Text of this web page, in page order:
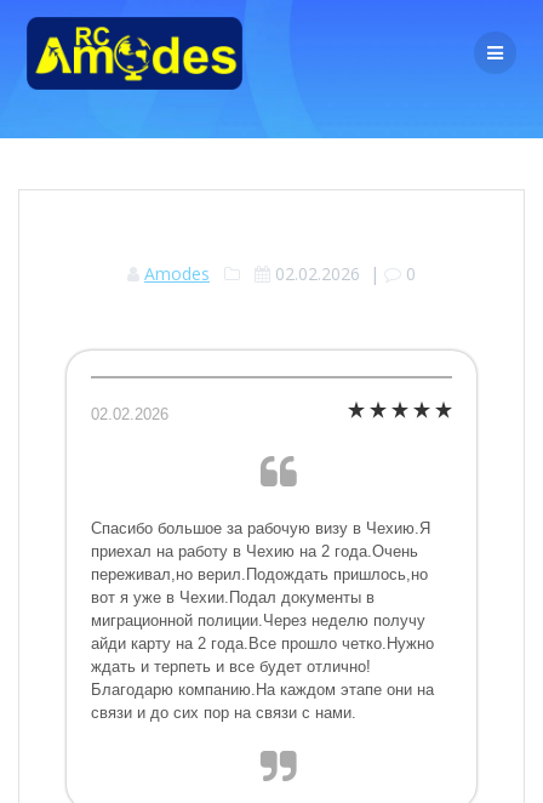
Amodes 02.02.2026 | 0
02.02.2026
Спасибо большое за рабочую визу в Чехию.Я
приехал на работу в Чехию на 2 года.Очень
переживал,но верил.Подождать пришлось,но
вот я уже в Чехии.Подал документы в
миграционной полиции.Через неделю получу
айди карту на 2 года.Все прошло четко.Нужно
ждать и терпеть и все будет отлично!
Благодарю компанию.На каждом этапе они на
связи и до сих пор на связи с нами.